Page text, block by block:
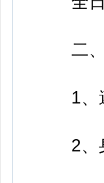
二、
1、遵
2、身